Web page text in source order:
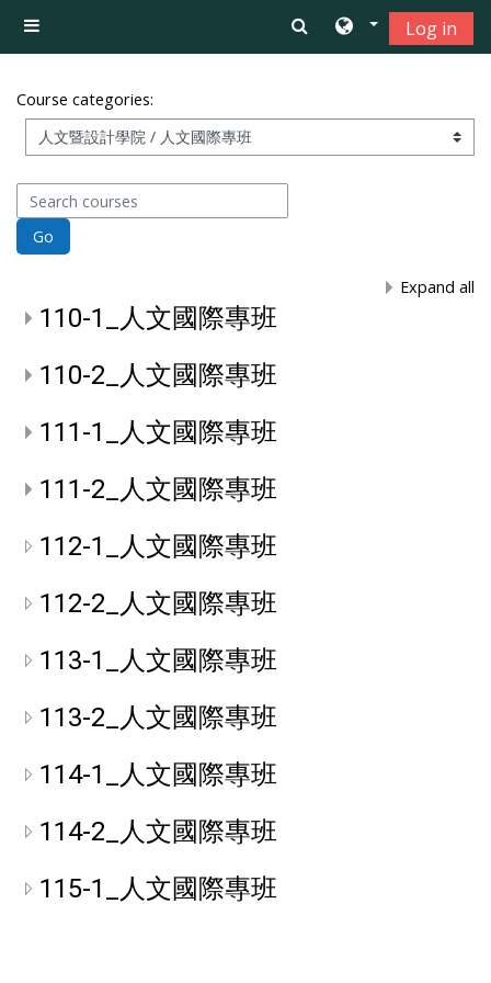
Side panel
Log in
Course categories:
Search courses
Go
Expand all
110-1_人文國際專班
110-2_人文國際專班
111-1_人文國際專班
111-2_人文國際專班
112-1_人文國際專班
112-2_人文國際專班
113-1_人文國際專班
113-2_人文國際專班
114-1_人文國際專班
114-2_人文國際專班
115-1_人文國際專班